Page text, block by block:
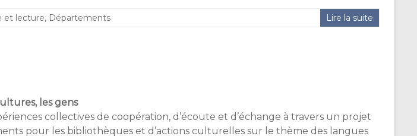
et lecture, Départements Lire la suite
les gens
collectives de coopération, d’écoute et d’échange à travers un projet
pour les bibliothèques et d’actions culturelles sur le thème des langues